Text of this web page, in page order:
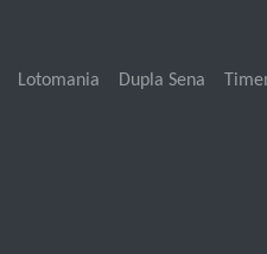
Lotomania Dupla Sena